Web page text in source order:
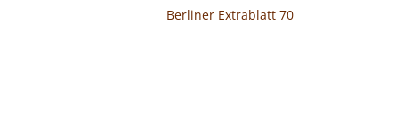
Berliner Extrablatt 70